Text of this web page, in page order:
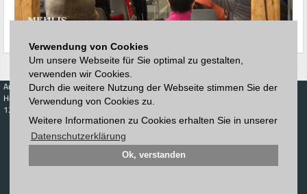
Verwendung von Cookies
Um unsere Webseite für Sie optimal zu gestalten,
verwenden wir Cookies.
Durch die weitere Nutzung der Webseite stimmen Sie der
Verwendung von Cookies zu.
Weitere Informationen zu Cookies erhalten Sie in unserer
Datenschutzerklärung
Ok, verstanden
Auktionen
Höchstzuschläge
123. Auktion
Zeitplan
Katalog
Blätterkatalog
Kaufen
Kalender
Verkaufen
Preisdatenbank
Auktionshaus
Anmelden
Newsletter
Downloads